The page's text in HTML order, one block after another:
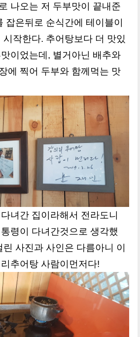
나오는 저 두부맛이 끝내준
잡은뒤로 순식간에 테이블이
작한다. 추어탕보다 더 맛있
이었는데, 별거아닌 배추와
에 찍어 두부와 함께먹는 맛
녀간 집이라해서 전라도니
령이 다녀간것으로 생각했
사진과 사인은 다름아니 이
추어탕 사람이먼저다!